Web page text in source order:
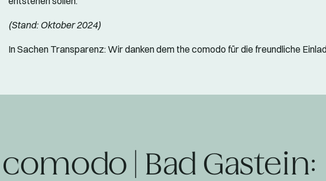
(Stand: Oktober 2024)
In Sachen Transparenz: Wir danken dem the comodo für die freundliche
| Bad Gastein: